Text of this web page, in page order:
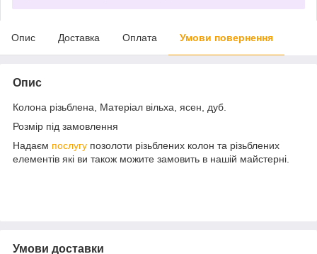
Опис Доставка Оплата Умови повернення
Опис
Колона різьблена, Матеріал вільха, ясен, дуб.
Розмір під замовлення
Надаєм послугу позолоти різьблених колон та різьблених
елементів які ви також можите замовить в нашій майстерні.
Умови доставки